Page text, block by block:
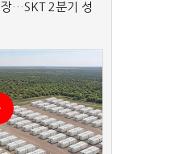
장…SKT 2분기 성